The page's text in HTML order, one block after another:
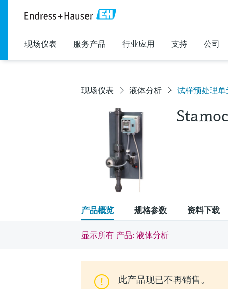
现场仪表 服务产品 行业应用 支持 公司
现场仪表 液体分析 试样预处理单
产品概览 规格参数 资料下载
显示所有 产品: 液体分析
此产品现已不再销售。